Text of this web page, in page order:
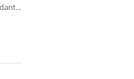
Se détendre bien pendant les vacances